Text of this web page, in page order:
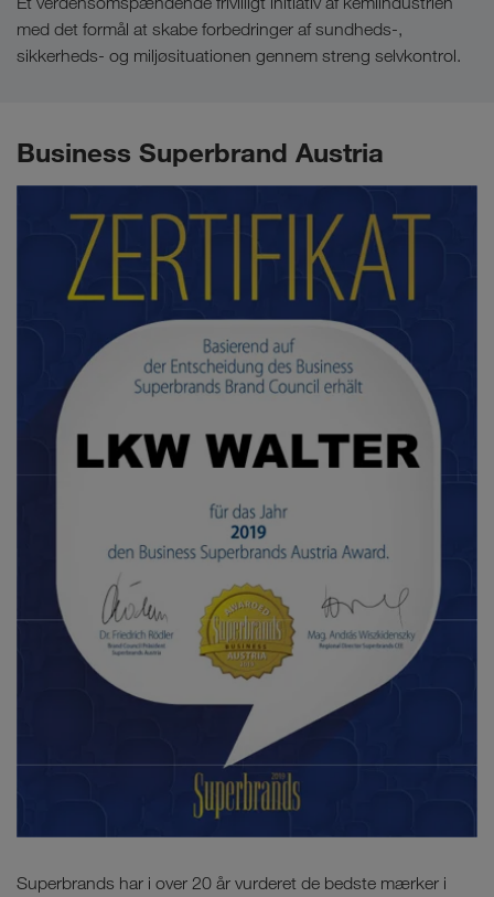
med det formål at skabe forbedringer af sundheds-,
sikkerheds- og miljøsituationen gennem streng selvkontrol.
Business Superbrand Austria
Superbrands har i over 20 år vurderet de bedste mærker i